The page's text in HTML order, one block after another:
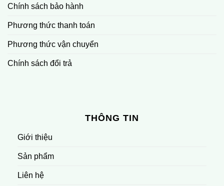
Chính sách bảo hành
Phương thức thanh toán
Phương thức vận chuyển
Chính sách đổi trả
THÔNG TIN
Giới thiệu
Sản phẩm
Liên hệ